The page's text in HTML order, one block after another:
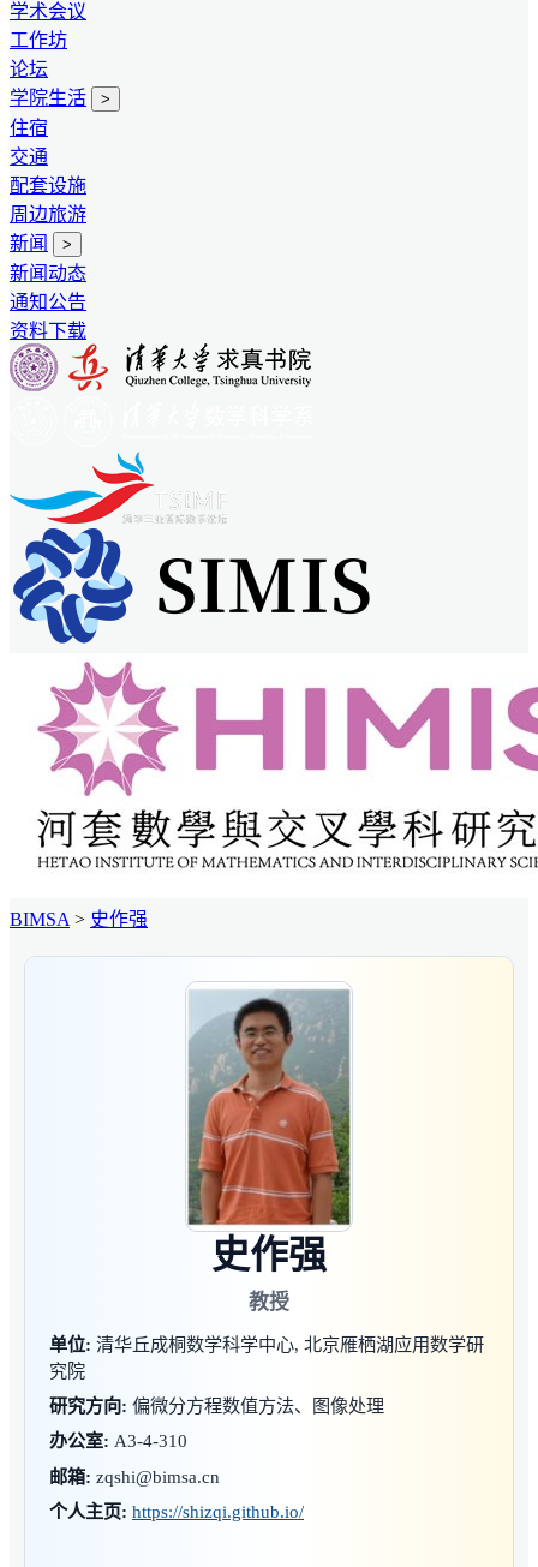
学术会议
工作坊
论坛
学院生活
>
住宿
交通
配套设施
周边旅游
新闻
>
新闻动态
通知公告
资料下载
BIMSA > 史作强
史作强
教授
单位: 清华丘成桐数学科学中心, 北京雁栖湖应用数学研
究院
研究方向: 偏微分方程数值方法、图像处理
办公室: A3-4-310
邮箱: zqshi@bimsa.cn
个人主页: https://shizqi.github.io/